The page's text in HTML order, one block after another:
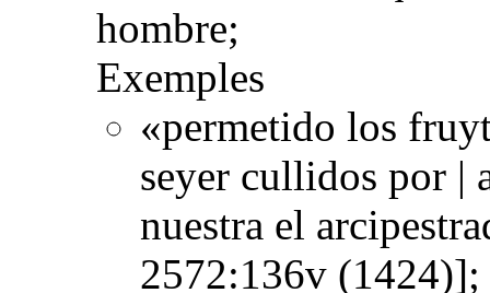
hombre;
Exemples
«permetido los
seyer cullidos por |
nuestra el
2572:136v (1424)];